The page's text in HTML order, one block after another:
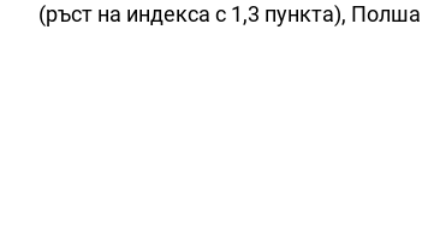
(ръст на индекса с 1,3 пункта),